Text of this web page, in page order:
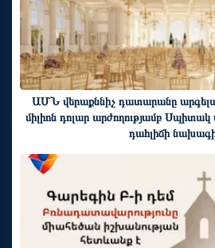
ԱՄՆ վերաքննիչ դատարանը
միլիոն դոլար արժողությամբ
դահլիճի